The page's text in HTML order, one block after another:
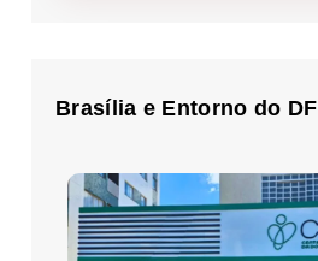
Brasília e Entorno do DF